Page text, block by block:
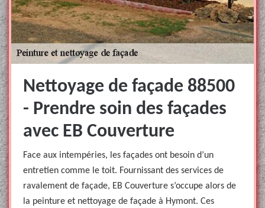
Nettoyage de façade 88500
- Prendre soin des façades
avec EB Couverture
Face aux intempéries, les façades ont besoin d’un
entretien comme le toit. Fournissant des services de
ravalement de façade, EB Couverture s’occupe alors de
la peinture et nettoyage de façade à Hymont. Ces